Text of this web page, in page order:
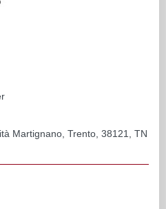
Martignano, Trento, 38121, TN